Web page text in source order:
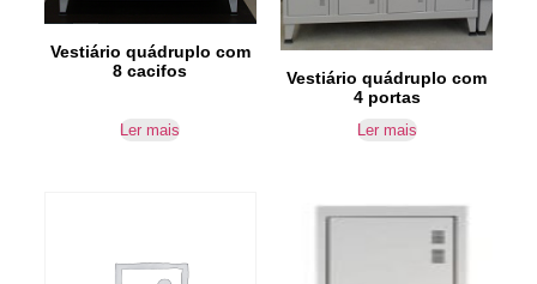
Vestiário quádruplo com
8 cacifos
Ler mais
Vestiário quádruplo com
4 portas
Ler mais